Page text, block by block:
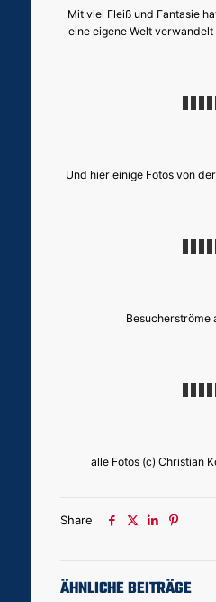
Mit viel Fleiß und Fantasie
eine eigene Welt
Und hier einige Fotos von
Besucherströme
alle Fotos (c) Christian
Share
ÄHNLICHE BEITRÄGE